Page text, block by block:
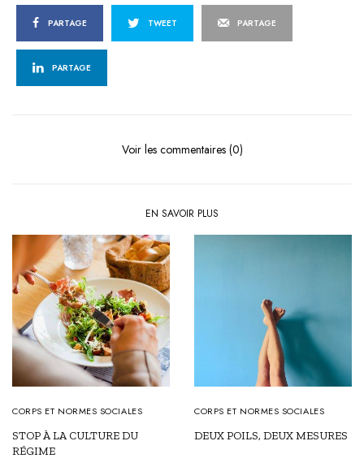
PARTAGE TWEET PARTAGE
PARTAGE
Voir les commentaires (0)
EN SAVOIR PLUS
CORPS ET NORMES SOCIALES
STOP À LA CULTURE DU
RÉGIME
CORPS ET NORMES SOCIALES
DEUX POILS, DEUX MESURES